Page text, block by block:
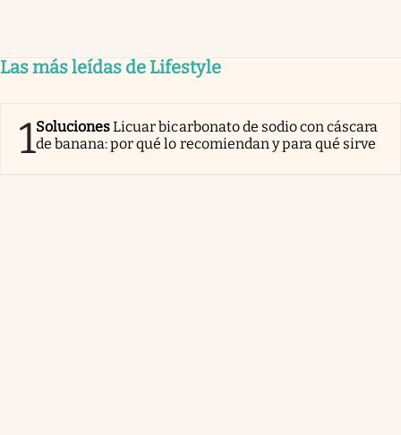
Las más leídas de Lifestyle
1SolucionesLicuar bicarbonato de sodio con cáscara
de banana: por qué lo recomiendan y para qué sirve